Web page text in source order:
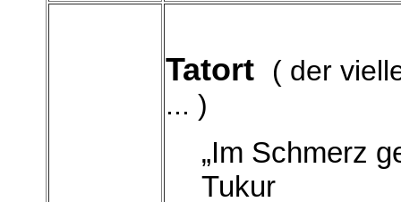
Tatort
( der
... )
„Im Schmerz
Tukur